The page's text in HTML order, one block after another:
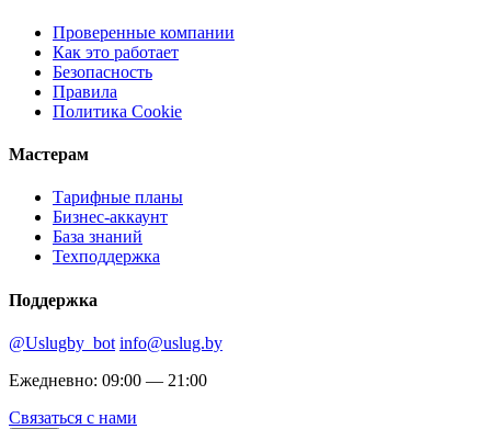
Проверенные компании
Как это работает
Безопасность
Правила
Политика Cookie
Мастерам
Тарифные планы
Бизнес-аккаунт
База знаний
Техподдержка
Поддержка
@Uslugby_bot info@uslug.by
Ежедневно: 09:00 — 21:00
Связаться с нами